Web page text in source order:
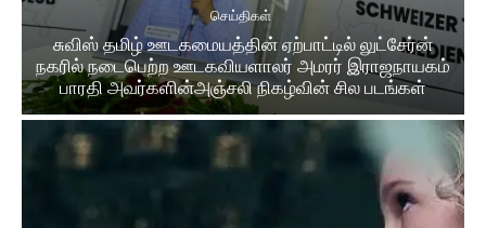
செய்திகள்
சுவிஸ் தமிழ் ஊடகமையத்தின் ஏற்பாட்டில் லுட்சேர்ன்
நகரில் நடைபெற்ற ஊடகவியளாலர் அமரர் இராஜநாயகம்
பாரதி அவர்களின்அஞ்சலி நிகழ்வின் சில படங்கள்